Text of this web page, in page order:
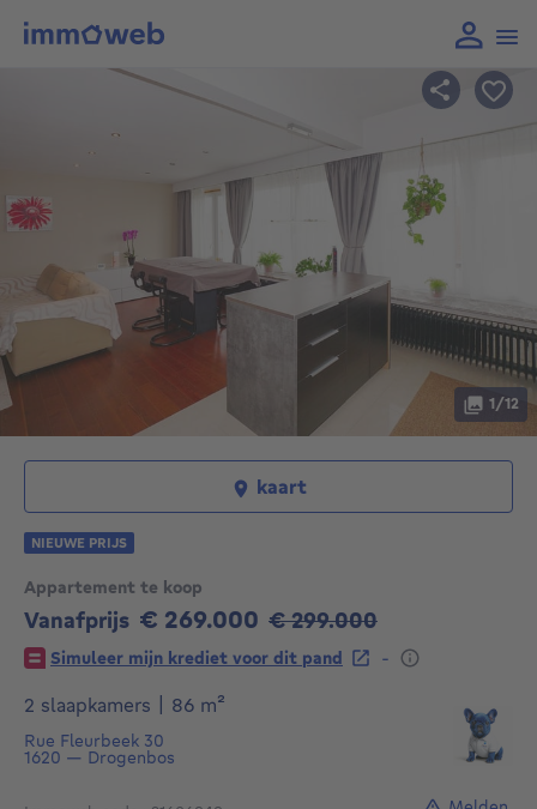
Appartement te koop
Vanafprijs € 269.000
269000€ Oude prijs
€ 299.000
Simuleer mijn krediet voor dit pand
-
2 slaapkamers
86 m²
Rue Fleurbeek 30
1620 — Drogenbos
1/12
kaart
NIEUWE PRIJS